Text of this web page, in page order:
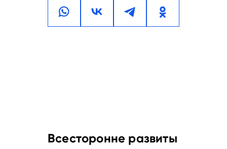
Всесторонне развиты